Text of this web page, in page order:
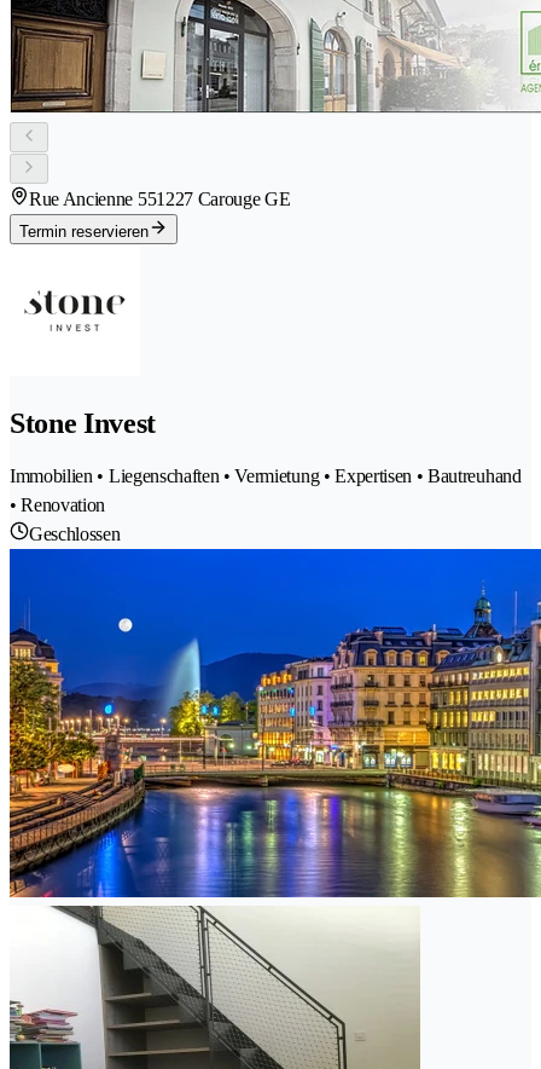
Rue Ancienne 551227 Carouge GE
Termin reservieren
Stone Invest
Immobilien • Liegenschaften • Vermietung • Expertisen • Bautreuhand
• Renovation
Geschlossen